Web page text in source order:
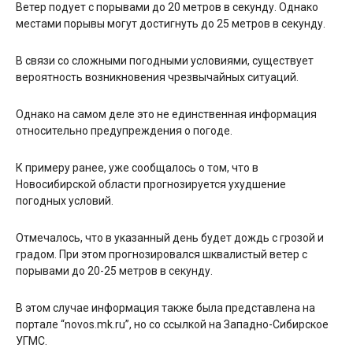
Ветер подует с порывами до 20 метров в секунду. Однако
местами порывы могут достигнуть до 25 метров в секунду.
В связи со сложными погодными условиями, существует
вероятность возникновения чрезвычайных ситуаций.
Однако на самом деле это не единственная информация
относительно предупреждения о погоде.
К примеру ранее, уже сообщалось о том, что в
Новосибирской области прогнозируется ухудшение
погодных условий.
Отмечалось, что в указанный день будет дождь с грозой и
градом. При этом прогнозировался шквалистый ветер с
порывами до 20-25 метров в секунду.
В этом случае информация также была представлена на
портале “novos.mk.ru”, но со ссылкой на Западно-Сибирское
УГМС.